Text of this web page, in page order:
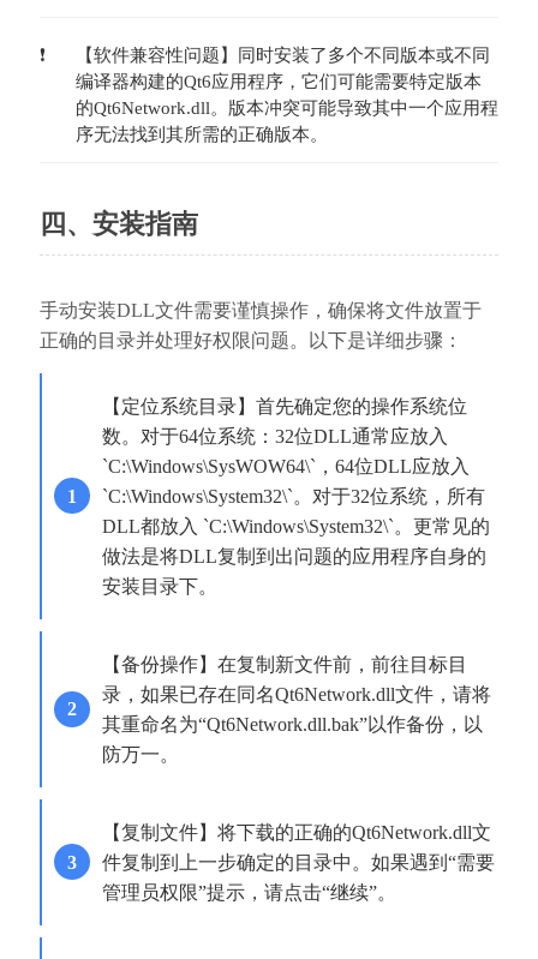
【软件兼容性问题】同时安装了多个不同版本或不同
编译器构建的Qt6应用程序，它们可能需要特定版本
的Qt6Network.dll。版本冲突可能导致其中一个应用程
序无法找到其所需的正确版本。
四、安装指南
手动安装DLL文件需要谨慎操作，确保将文件放置于
正确的目录并处理好权限问题。以下是详细步骤：
【定位系统目录】首先确定您的操作系统位
数。对于64位系统：32位DLL通常应放入
`C:\Windows\SysWOW64\`，64位DLL应放入
`C:\Windows\System32\`。对于32位系统，所有
DLL都放入 `C:\Windows\System32\`。更常见的
做法是将DLL复制到出问题的应用程序自身的
安装目录下。
【备份操作】在复制新文件前，前往目标目
录，如果已存在同名Qt6Network.dll文件，请将
其重命名为“Qt6Network.dll.bak”以作备份，以
防万一。
【复制文件】将下载的正确的Qt6Network.dll文
件复制到上一步确定的目录中。如果遇到“需要
管理员权限”提示，请点击“继续”。